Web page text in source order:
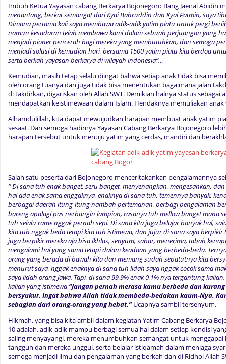
Imbuh Ketua Yayasan cabang Berkarya Bojonegoro Bang Jaenal Abidin
menantang, berkat semangat dari Kyai Bahruddin dan Kyai Patmin, saya
Dimana pertama kali saya membawa adik-adik yatim piatu untuk pergi
namun kesadaran telah membawa kami dalam sebuah perjuangan yang
menjadi pioner pencerah bagi mereka yang membutuhkan, dan semoga
menjadi solusi di kemudian hari, bersama 1500 yatim piatu kita berdoa
serta berkah yayasan berkarya di wilayah indonesia”…
Kemudian, masih tetap selalu diingat bahwa setiap anak tidak bisa
oleh orang tuanya dan juga tidak bisa menentukan bagaimana jalan
di takdirkan, digariskan oleh Allah SWT. Demikian halnya status
mendapatkan keistimewaan dalam Islam. Hendaknya memuliakan anak
Alhamdulillah, kita dapat mewujudkan harapan membuat anak yatim
sesaat. Dan semoga hadirnya Yayasan Cabang Berkarya Bojonegoro
harapan tersebut untuk menuju yatim yang cerdas, mandiri dan
Salah satu peserta dari Bojonegoro menceritakankan pengalamannya
“ Di sana tuh enak banget, seru banget, menyenangkan, mengesankan,
hal ada enak sama enggaknya, enaknya di sana tuh, temennya banyak,
berbagai daerah itung-itung nambah pertemanan, berbagi pengalaman
bareng apalagi pas nerbangin lampion, rasanya tuh mellow banget mana
tuh selalu rame nggak pernah sepi. Di sana kita juga belajar banyak hal,
kita tuh nggak beda tetapi kita tuh istimewa, dan jujur di sana saya berpikir
juga berpikir mereka aja bisa ikhlas, senyum, sabar, menerima, tabah
mengalami hal yang sama tetapi dalam keadaan yang berbeda-beda.
orang yang berada di bawah kita dan memang sudah sepatutnya kita
menurut saya, nggak enaknya di sana tuh lidah saya nggak cocok sama
saya lidah orang Jawa. Tapi, di sana 99,9% enak 0,1% nya tergantung
kalian yang istimewa“Jangan pernah merasa kamu berbeda dan
bersyukur. Ingat bahwa Allah tidak membeda-bedakan kaum-Nya.
sebagian dari orang-orang yang hebat.”Ucapnya sambil tersenyum.
Hikmah, yang bisa kita ambil dalam kegiatan Yatim Cabang Berkarya
10 adalah, adik-adik mampu berbagi semua hal dalam setiap kondisi
saling menyayangi, mereka menumbuhkan semangat untuk menggapai
tangguh dan mereka unggul, serta belajar istiqamah dalam menjaga
semoga menjadi ilmu dan pengalaman yang berkah dan di Ridhoi Allah